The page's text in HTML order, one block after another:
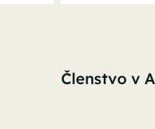
Členstvo v